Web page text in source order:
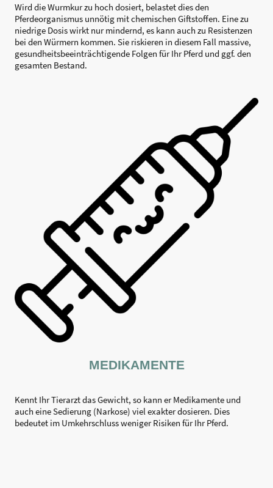
Wird die Wurmkur zu hoch dosiert, belastet dies den
Pferdeorganismus unnötig mit chemischen Giftstoffen. Eine zu
niedrige Dosis wirkt nur mindernd, es kann auch zu Resistenzen
bei den Würmern kommen. Sie riskieren in diesem Fall massive,
gesundheitsbeeinträchtigende Folgen für Ihr Pferd und ggf. den
gesamten Bestand.
MEDIKAMENTE
Kennt Ihr Tierarzt das Gewicht, so kann er Medikamente und
auch eine Sedierung (Narkose) viel exakter dosieren. Dies
bedeutet im Umkehrschluss weniger Risiken für Ihr Pferd.